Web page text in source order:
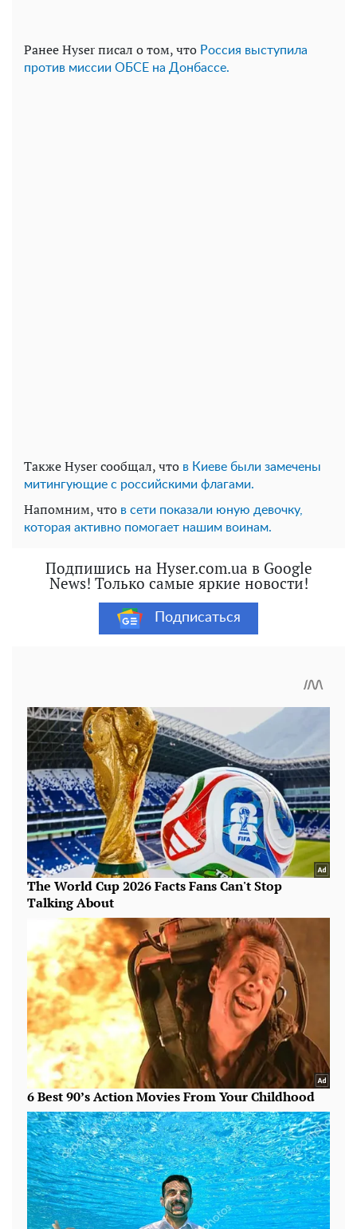
Ранее Hyser писал о том, что Россия выступила
против миссии ОБСЕ на Донбассе.
Также Hyser сообщал, что в Киеве были замечены
митингующие с российскими флагами.
Напомним, что в сети показали юную девочку,
которая активно помогает нашим воинам.
Подпишись на Hyser.com.ua в Google
News! Только самые яркие новости!
Подписаться